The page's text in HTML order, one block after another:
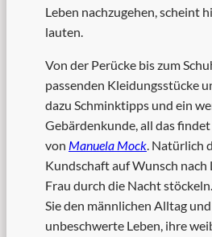
Leben nachzugehen, scheint
lauten.
Von der Perücke bis zum
passenden Kleidungsstücke
dazu Schminktipps und ein
Gebärdenkunde, all das
von Manuela Mock. Natürlich
Kundschaft auf Wunsch nach
Frau durch die Nacht
Sie den männlichen Alltag
unbeschwerte Leben, ihre